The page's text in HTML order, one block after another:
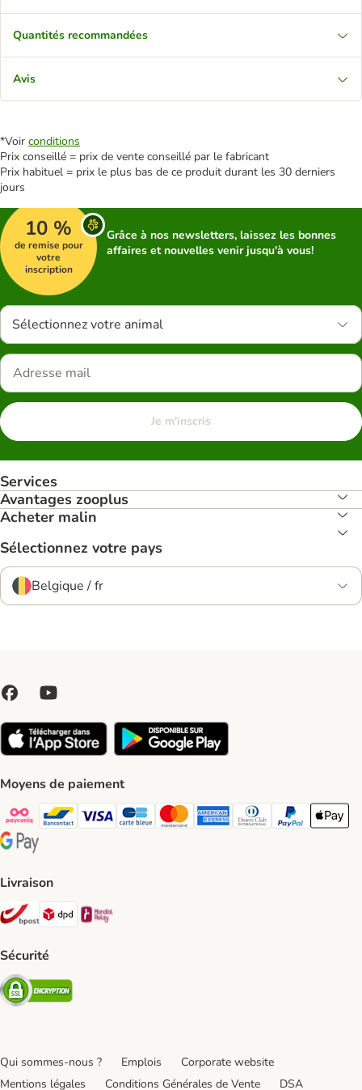
Quantités recommandées
Avis
*Voir conditions
Prix conseillé = prix de vente conseillé par le fabricant
Prix habituel = prix le plus bas de ce produit durant les 30 derniers
jours
10 %
de remise pour
votre
inscription
Grâce à nos newsletters, laissez les bonnes
affaires et nouvelles venir jusqu'à vous!
Sélectionnez votre animal
Je m'inscris
Services
Avantages zooplus
Acheter malin
Sélectionnez votre pays
Belgique / fr
Moyens de paiement
Payconiq Payment Method
bancontact Payment Method
Visa Payment Method
carte bleue Payment Method
Master card Payment Method
American express Payment
Diners club Payment
Paypal Payment
Apple
Google Pay Payment Method
Livraison
Bpost Shipping Method
DPD Shipping Method
Sécurité
Security
Qui sommes-nous ? Emplois
Corporate website
Mentions légales
Conditions Générales de Vente DSA